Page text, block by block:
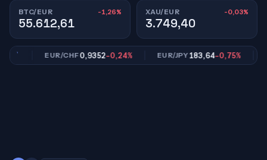
BTC/EUR -1,26%
55.612,61
XAU/EUR -0,03%
3.749,40
EUR/CHF0,9352-0,24% EUR/JPY183,64-0,75%